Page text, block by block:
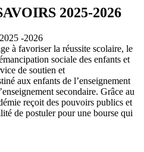
2025-2026
-2026
à favoriser la réussite scolaire, le
sociale des enfants et
de soutien et
aux enfants de l’enseignement
secondaire. Grâce au
reçoit des pouvoirs publics et
de postuler pour une bourse qui